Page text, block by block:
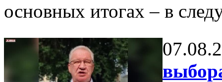
основных итогах – в